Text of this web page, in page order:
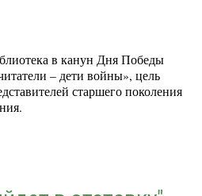
в канун Дня Победы
– дети войны», цель
старшего поколения